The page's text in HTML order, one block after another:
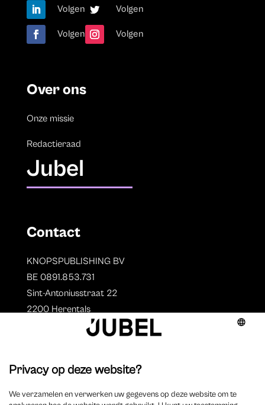
Volgen Volgen
Volgen Volgen
Over ons
Onze missie
Redactieraad
Jubel
Contact
KNOPSPUBLISHING BV
BE 0891.853.731
Sint-Antoniusstraat 22
2200 Herentals
Auteurs
Overzicht auteurs